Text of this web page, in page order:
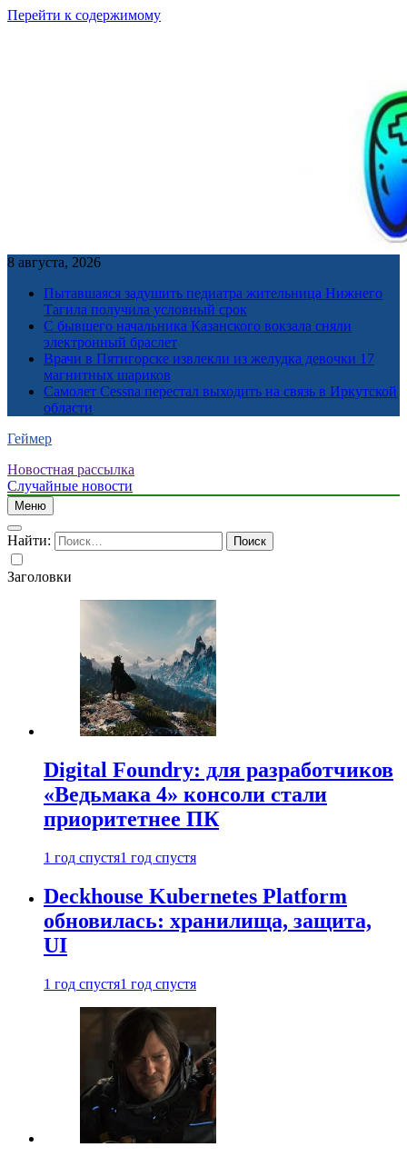
Перейти к содержимому
8 августа, 2026
Пытавшаяся задушить педиатра жительница Нижнего
Тагила получила условный срок
С бывшего начальника Казанского вокзала сняли
электронный браслет
Врачи в Пятигорске извлекли из желудка девочки 17
магнитных шариков
Самолет Cessna перестал выходить на связь в Иркутской
области
Геймер
Новостная рассылка
Случайные новости
Меню
Найти:
Заголовки
Digital Foundry: для разработчиков
«Ведьмака 4» консоли стали
приоритетнее ПК
1 год спустя1 год спустя
Deckhouse Kubernetes Platform
обновилась: хранилища, защита,
UI
1 год спустя1 год спустя